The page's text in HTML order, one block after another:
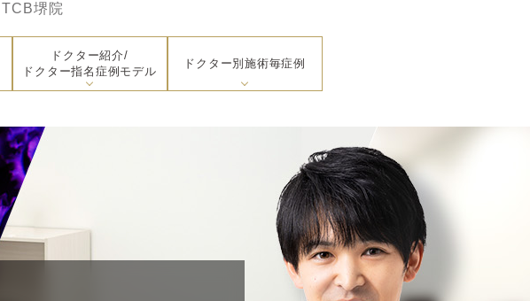
TCB堺院
ドクター紹介/
ドクター指名症例モデル
ドクター別施術毎症例